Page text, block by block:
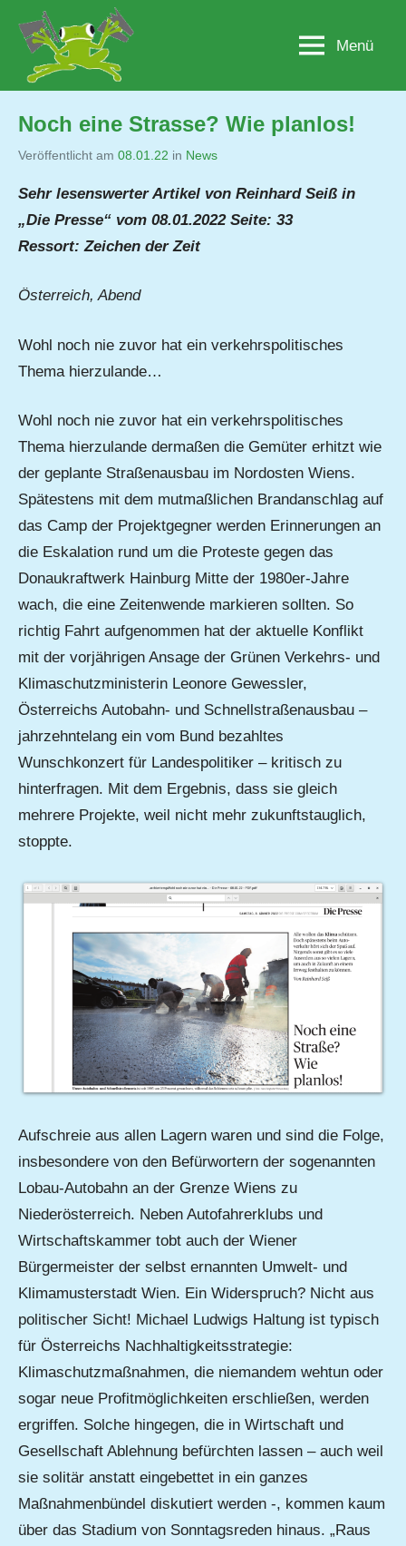
Inhalt
springenLobau.org
BürgerInitiative
"Rettet
die
Lobau
–
Natur
Beton"
Menü
Noch eine Strasse? Wie planlos!
Veröffentlicht am 08.01.22 von
Matysek
in News
Sehr lesenswerter Artikel von Reinhard Seiß in
„Die Presse“ vom 08.01.2022 Seite: 33
Ressort: Zeichen der Zeit
Österreich, Abend
Wohl noch nie zuvor hat ein verkehrspolitisches
Thema hierzulande…
Wohl noch nie zuvor hat ein verkehrspolitisches
Thema hierzulande dermaßen die Gemüter erhitzt wie
der geplante Straßenausbau im Nordosten Wiens.
Spätestens mit dem mutmaßlichen Brandanschlag auf
das Camp der Projektgegner werden Erinnerungen an
die Eskalation rund um die Proteste gegen das
Donaukraftwerk Hainburg Mitte der 1980er-Jahre
wach, die eine Zeitenwende markieren sollten. So
richtig Fahrt aufgenommen hat der aktuelle Konflikt
mit der vorjährigen Ansage der Grünen Verkehrs- und
Klimaschutzministerin Leonore Gewessler,
Österreichs Autobahn- und Schnellstraßenausbau –
jahrzehntelang ein vom Bund bezahltes
Wunschkonzert für Landespolitiker – kritisch zu
hinterfragen. Mit dem Ergebnis, dass sie gleich
mehrere Projekte, weil nicht mehr zukunftstauglich,
stoppte.
Aufschreie aus allen Lagern waren und sind die Folge,
insbesondere von den Befürwortern der sogenannten
Lobau-Autobahn an der Grenze Wiens zu
Niederösterreich. Neben Autofahrerklubs und
Wirtschaftskammer tobt auch der Wiener
Bürgermeister der selbst ernannten Umwelt- und
Klimamusterstadt Wien. Ein Widerspruch? Nicht aus
politischer Sicht! Michael Ludwigs Haltung ist typisch
für Österreichs Nachhaltigkeitsstrategie:
Klimaschutzmaßnahmen, die niemandem wehtun oder
sogar neue Profitmöglichkeiten erschließen, werden
ergriffen. Solche hingegen, die in Wirtschaft und
Gesellschaft Ablehnung befürchten lassen – auch weil
sie solitär anstatt eingebettet in ein ganzes
Maßnahmenbündel diskutiert werden -, kommen kaum
über das Stadium von Sonntagsreden hinaus. „Raus